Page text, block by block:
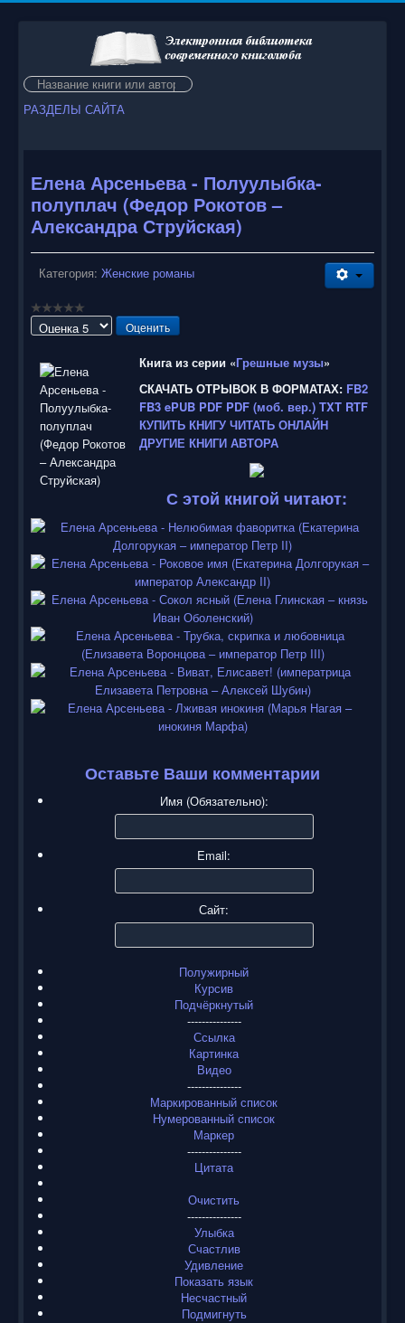
Искать...
РАЗДЕЛЫ САЙТА
Елена Арсеньева - Полуулыбка-
полуплач (Федор Рокотов –
Александра Струйская)
Категория: Женские романы
Пожалуйста,
Книга из серии «Грешные музы»
СКАЧАТЬ ОТРЫВОК В ФОРМАТАХ: FB2
FB3 ePUB PDF PDF (моб. вер.) TXT RTF
КУПИТЬ КНИГУ ЧИТАТЬ ОНЛАЙН
ДРУГИЕ КНИГИ АВТОРА
С этой книгой читают:
Оставьте Ваши комментарии
Имя (Обязательно):
Email:
Сайт:
Полужирный
Курсив
Подчёркнутый
---------------
Ссылка
Картинка
Видео
---------------
Маркированный список
Нумерованный список
Маркер
---------------
Цитата
Очистить
---------------
Улыбка
Счастлив
Удивление
Показать язык
Несчастный
Подмигнуть